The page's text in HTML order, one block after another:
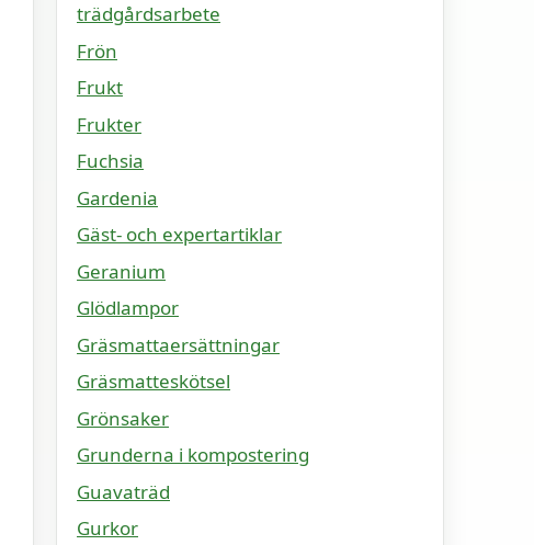
trädgårdsarbete
Frön
Frukt
Frukter
Fuchsia
Gardenia
Gäst- och expertartiklar
Geranium
Glödlampor
Gräsmattaersättningar
Gräsmatteskötsel
Grönsaker
Grunderna i kompostering
Guavaträd
Gurkor